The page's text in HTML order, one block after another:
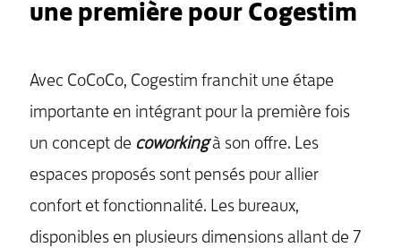
une première pour Cogestim
Avec CoCoCo, Cogestim franchit une étape
importante en intégrant pour la première fois
un concept de coworking à son offre. Les
espaces proposés sont pensés pour allier
confort et fonctionnalité. Les bureaux,
disponibles en plusieurs dimensions allant de 7